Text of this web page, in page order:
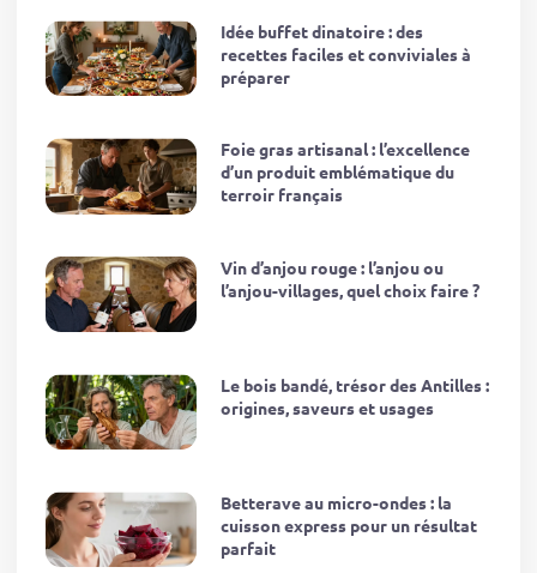
Idée buffet dinatoire : des
recettes faciles et conviviales à
préparer
Foie gras artisanal : l’excellence
d’un produit emblématique du
terroir français
Vin d’anjou rouge : l’anjou ou
l’anjou-villages, quel choix faire ?
Le bois bandé, trésor des Antilles :
origines, saveurs et usages
Betterave au micro-ondes : la
cuisson express pour un résultat
parfait